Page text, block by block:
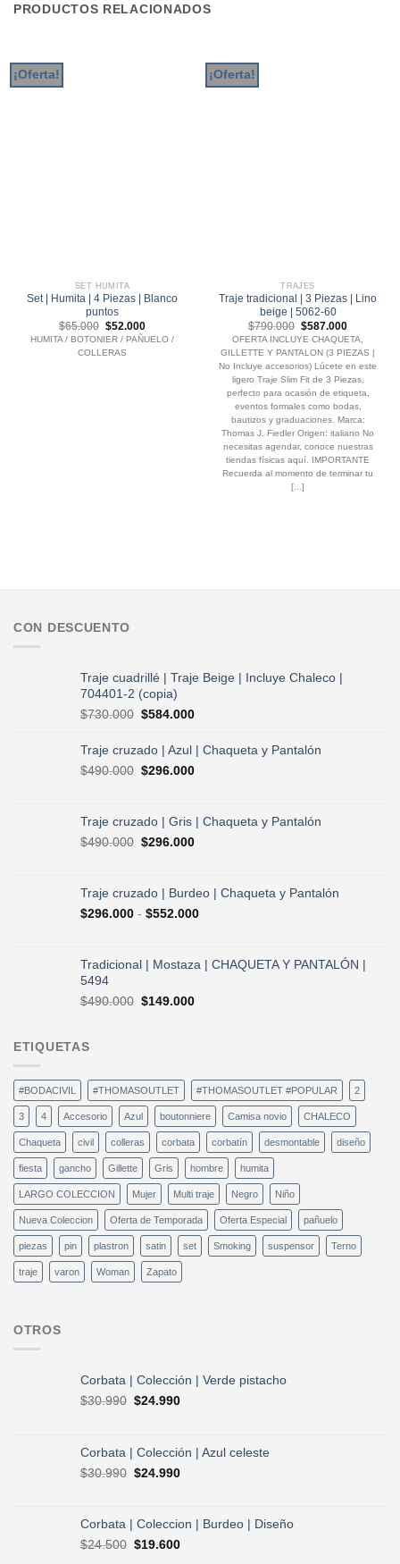
PRODUCTOS RELACIONADOS
¡Oferta!
SET HUMITA
Set | Humita | 4 Piezas | Blanco
puntos
$65.000 El
precio
original
era:
$52.000El
precio
actual
HUMITA / BOTONIER / PAÑUELO /
COLLERAS
¡Oferta!
TRAJES
Traje tradicional | 3 Piezas | Lino
beige | 5062-60
$790.000 El
precio
original
era:
$790.000.
$587.000El
precio
actual
es:
$587.000.
OFERTA INCLUYE CHAQUETA,
GILLETTE Y PANTALON (3 PIEZAS |
No Incluye accesorios) Lúcete en este
ligero Traje Slim Fit de 3 Piezas,
perfecto para ocasión de etiqueta,
eventos formales como bodas,
bautizos y graduaciones. Marca:
Thomas J. Fiedler Origen: italiano No
necesitas agendar, conoce nuestras
tiendas físicas aquí. IMPORTANTE
Recuerda al momento de terminar tu
[...]
CON DESCUENTO
Traje cuadrillé | Traje Beige | Incluye Chaleco |
704401-2 (copia)
$730.000 El
original
era:
$730.000.
$584.000El
actual
es:
Traje cruzado | Azul | Chaqueta y Pantalón
$490.000 El
era:
$490.000.
$296.000El
es:
Traje cruzado | Gris | Chaqueta y Pantalón
$490.000 El
era:
$490.000.
$296.000El
es:
Traje cruzado | Burdeo | Chaqueta y Pantalón
$296.000 - $552.000Rango
desde
Tradicional | Mostaza | CHAQUETA Y PANTALÓN |
5494
$490.000 El
$149.000El
ETIQUETAS
#BODACIVIL #THOMASOUTLET #THOMASOUTLET #POPULAR 2
3 4 Accesorio Azul boutonniere Camisa novio CHALECO
Chaqueta civil colleras corbata corbatín desmontable diseño
fiesta gancho Gillette Gris hombre humita
LARGO COLECCION Mujer Multi traje Negro Niño
Nueva Coleccion Oferta de Temporada Oferta Especial pañuelo
piezas pin plastron satin set Smoking suspensor Terno
traje varon Woman Zapato
OTROS
Corbata | Colección | Verde pistacho
$30.990 El
era:
$24.990El
es:
$24.990.
Corbata | Colección | Azul celeste
$30.990 El
era:
$30.990.
$24.990El
es:
Corbata | Coleccion | Burdeo | Diseño
$24.500 El
$19.600El